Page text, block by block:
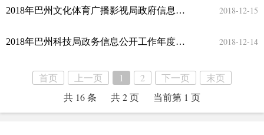
2018年巴州文化体育广播影视局政府信息公开年度报告 2018-12-15
2018年巴州科技局政务信息公开工作年度报告 2018-12-14
首页 上一页 1 2 下一页
末页
共 16 条
共 2 页 当前第 1 页